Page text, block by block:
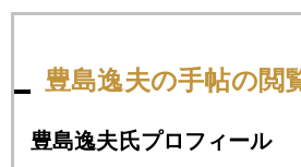
ＮＹ金、２３００ドル値固め終えて
2024年05月16日
豊島逸夫の手帖の閲
豊島逸夫氏プロフィール